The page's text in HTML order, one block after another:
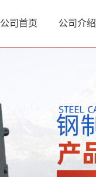
公司首页 公司介绍